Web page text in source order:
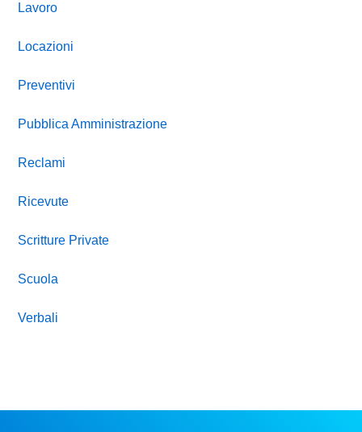
Lavoro
Locazioni
Preventivi
Pubblica Amministrazione
Reclami
Ricevute
Scritture Private
Scuola
Verbali